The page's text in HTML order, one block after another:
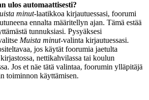
ulos automaattisesti?
minut-laatikkoa kirjautuessasi, foorumi
ennalta määritellyn ajan. Tämä estää
tunnuksiasi. Pysyäksesi
Muista minut-valinta kirjautuessasi.
jos käytät foorumia jaetulta
nettikahvilassa tai koulun
Jos et näe tätä valintaa, foorumin ylläpitäjä
toiminnon käyttämisen.